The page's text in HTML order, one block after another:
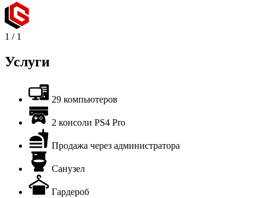
1 / 1
Услуги
29 компьютеров
2 консоли PS4 Pro
Продажа через администратора
Санузел
Гардероб